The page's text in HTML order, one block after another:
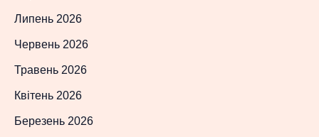
Липень 2026
Червень 2026
Травень 2026
Квітень 2026
Березень 2026